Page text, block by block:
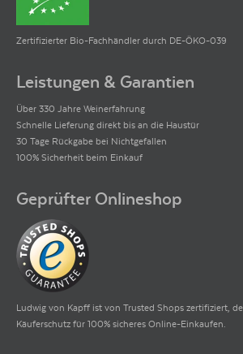
Zertifizierter Bio-Fachhändler durch DE-ÖKO-039
Leistungen & Garantien
Über 330 Jahre Weinerfahrung
Schnelle Lieferung direkt bis an die Haustür
30 Tage Rückgabe bei Nichtgefallen
100% Sicherheit beim Einkauf
Geprüfter Onlineshop
Ludwig von Kapff ist von Trusted Shops zertifiziert,
Käuferschutz für 100% sicheres Online-Einkaufen.